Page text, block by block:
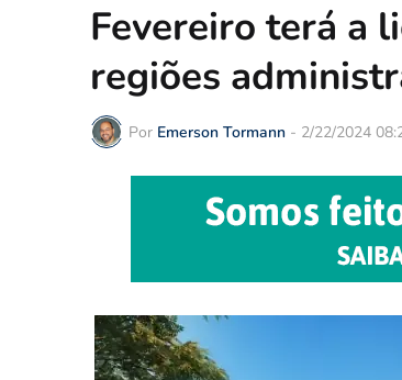
Fevereiro terá a
regiões
Por Emerson Tormann - 2/22/2024